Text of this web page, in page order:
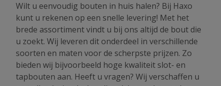
Wilt u eenvoudig bouten in huis halen? Bij Haxo
kunt u rekenen op een snelle levering! Met het
brede assortiment vindt u bij ons altijd de bout die
u zoekt. Wij leveren dit onderdeel in verschillende
soorten en maten voor de scherpste prijzen. Zo
bieden wij bijvoorbeeld hoge kwaliteit slot- en
tapbouten aan. Heeft u vragen? Wij verschaffen u